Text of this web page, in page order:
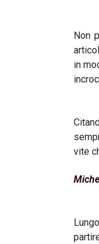
Non
in
vite